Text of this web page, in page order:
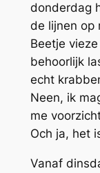
donderdag
de lijnen op
Beetje
behoorlijk
echt
Neen, ik
me
Och ja, het
Vanaf